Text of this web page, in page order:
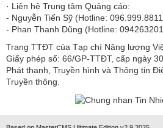
· Liên hệ Trung tâm Quảng cáo:
- Nguyễn Tiến Sỹ (Hotline:
- Phan Thanh Dũng (Hotline:
Trang TTĐT của Tạp chí Năng lượng
Giấy phép số: 66/GP-TTĐT, cấp ngày
Phát thanh, Truyền hình và Thông tin
Truyền thông.